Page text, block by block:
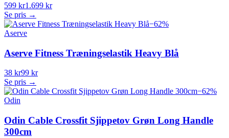
599 kr1.699 kr
Se pris →
−62%
Aserve
Aserve Fitness Træningselastik Heavy Blå
38 kr99 kr
Se pris →
−62%
Odin
Odin Cable Crossfit Sjippetov Grøn Long Handle
300cm